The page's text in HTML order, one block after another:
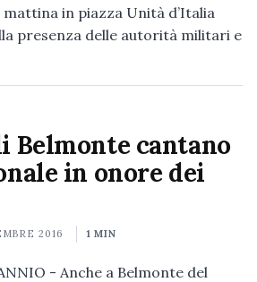
mattina in piazza Unità d’Italia
presenza delle autorità militari e
Belmonte cantano
in onore dei
2016 1 MIN
- Anche a Belmonte del